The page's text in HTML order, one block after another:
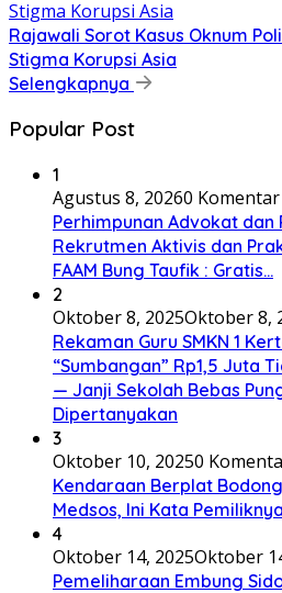
Rajawali Sorot Kasus Oknum
Stigma Korupsi Asia
Selengkapnya
Popular Post
1
Agustus 8, 20260 Komentar
Perhimpunan Advokat dan
Rekrutmen Aktivis dan
FAAM Bung Taufik : Gratis…
2
Oktober 8, 2025Oktober 8,
Rekaman Guru SMKN 1
“Sumbangan” Rp1,5 Juta
— Janji Sekolah Bebas
Dipertanyakan
3
Oktober 10, 20250
Kendaraan Berplat
Medsos, Ini Kata
4
Oktober 14, 2025Oktober
Pemeliharaan Embung